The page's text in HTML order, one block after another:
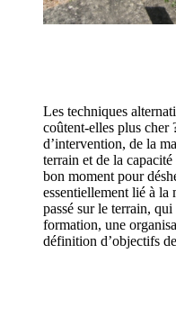
Les techniques
coûtent-elles plus cher
d’intervention, de la
terrain et de la
bon moment pour
essentiellement lié à la
passé sur le terrain,
formation, une
définition d’objectifs